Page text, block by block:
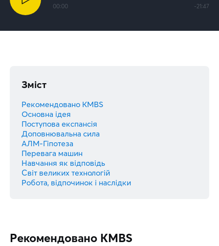
00:00 -21:47
Зміст
Рекомендовано KMBS
Основна ідея
Поступова експансія
Доповнювальна сила
АЛМ-Гіпотеза
Перевага машин
Навчання як відповідь
Світ великих технологій
Робота, відпочинок і наслідки
Рекомендовано KMBS